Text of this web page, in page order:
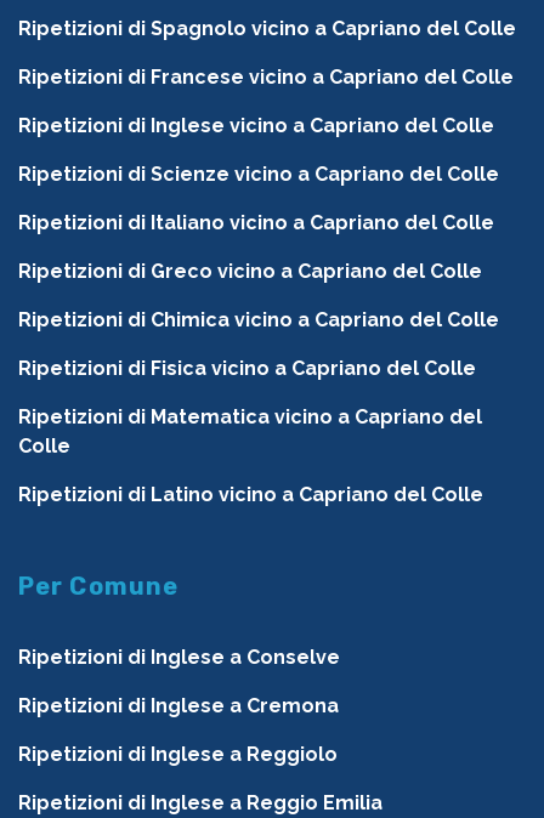
Ripetizioni di Spagnolo vicino a Capriano del Colle
Ripetizioni di Francese vicino a Capriano del Colle
Ripetizioni di Inglese vicino a Capriano del Colle
Ripetizioni di Scienze vicino a Capriano del Colle
Ripetizioni di Italiano vicino a Capriano del Colle
Ripetizioni di Greco vicino a Capriano del Colle
Ripetizioni di Chimica vicino a Capriano del Colle
Ripetizioni di Fisica vicino a Capriano del Colle
Ripetizioni di Matematica vicino a Capriano del
Colle
Ripetizioni di Latino vicino a Capriano del Colle
Per Comune
Ripetizioni di Inglese a Conselve
Ripetizioni di Inglese a Cremona
Ripetizioni di Inglese a Reggiolo
Ripetizioni di Inglese a Reggio Emilia